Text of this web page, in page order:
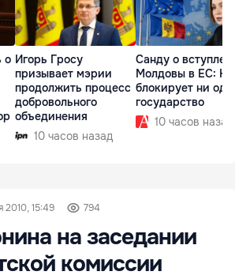
о Игорь Гросу
призывает мэрии
продолжить процесс
добровольного
объединения
10 часов назад
Санду о
Молдовы в ЕС:
блокирует ни
государство
10 часов назад
2010, 15:49 794
на заседании
комиссии